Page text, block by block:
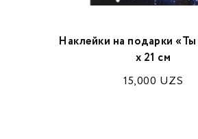
Наклейки на подарки «Ты
х 21 см
15,000 UZS